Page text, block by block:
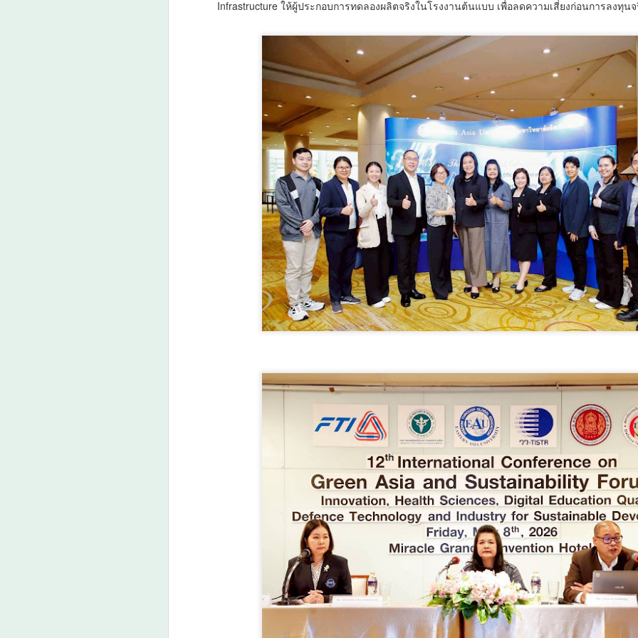
Infrastructure ให้ผู้ประกอบการทดลองผลิตจริงในโรงงานต้นแบบ เพื่อลดความเสี่ยงก่อนการลงทุน
6
กรมพัฒน์ คว้ารางวัล GDCC GOV Cloud Awards
ตอกย้ำความสำเร็จของระบบ DSD Online Training ใน
การขับเคลื่อนการพัฒนากำลังคนที่ทันสมัย
กรมพัฒน์ คว้ารางวัล GDCC GOV Cloud Awards ตอกย้ำความสำเร็จของ
ระบบ DSD Online Training ในการขับเคลื่อนการพัฒนากำลังคนที่ทันสมัย
กรมพัฒนาฝีมือแรงงาน ได้รับรางวัล GDCC GOV Cloud Awards ประจำปี
พ.ศ.
AUG
6
ศน. ร่วมกับจังหวัดสตูล จัดกิจกรรม “พลังศรัทธาถวาย
เทียนพรรษา 2 แผ่นดิน สานสัมพันธ์ ไทย – มาเลเซีย”
เชิญชวนพุทธศาสนิกชน งด ละ เลิกอบายมุข เนื่องใน
เทศกาลเข้าพรรษา
ศน.
AUG
มูลนิธิกองทุนนิยมไทย จับมือ กระทรวงวัฒนธรรม แถลง
เปิดตัวโครงการ ประกวดอัตลักษณ์อาหารภูมิภาค "รส
ถิ่นไทย" เฟ้นหาเมนูต้นตำรับ 4 ภูมิภาค ดัน Soft Power สู่
ระดับโลก
มูลนิธิกองทุนนิยมไทย จับมือ กระทรวงวัฒนธรรม แถลงเปิดตัวโครงการ
ประกวดอัตลักษณ์อาหารภูมิภาค "รสถิ่นไทย" เฟ้นหาเมนูต้นตำรับ 4 ภูมิภาค
ดัน Soft Power สู่ระดับโลก
เมื่อวันที่ 5 สิงหาคม 2569 — มูลนิธิกองทุนนิยมไทย ร่วมกับกระทรวง
วัฒนธรรม โดยกรมส่งเสริมวัฒนธรรม แถลงข่าวเปิดตัวโครงการประกวดอัต
ลักษณ์อาหารภูมิภาค "รสถิ่นไทย" ณ มูลนิธิกองทุนนิยมไทย เขตบางรัก
กรุงเทพฯ เพื่อรวบรวม ยกระดับ และส่งเสริมอัตลักษณ์อาหารท้องถิ่นไทยสู่
การสร้างมูลค่าเพิ่มทางเศรษฐกิจ และการท่องเที่ยวเชิงอาหาร อย่างยั่งยืน
งานแถลงข่า
AUG
6
นครบาล 1 กัดไม่ปล่อย! แกะรอยขยายผลกลุ่มนักบิน จับ
ไอซ์ล๊อตมหึมากว่า 300 โล ก่อนเข้ากลางกรุง
นครบาล 1 กัดไม่ปล่อย! แกะรอยขยายผลกลุ่มนักบิน จับไอซ์ล๊อตมหึมากว่า
300 โล ก่อนเข้ากลางกรุง
ย้อนไปเมื่อ 16 มี.ค.2569 ที่ผ่านมา กก.สืบสวนนครบาล 1 บช.น.